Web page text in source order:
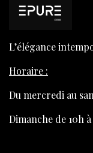
L’élégance
Horaire :
Du mercredi au
Dimanche de 10h